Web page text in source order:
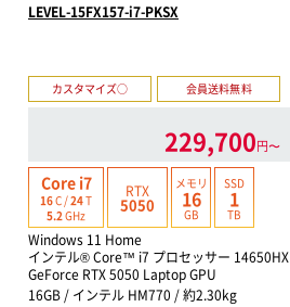
LEVEL-15FX157-i7-PKSX
カスタマイズ○ 会員送料無料
229,700円〜
Core i7
16C /24T
5.2GHz
RTX
5050
メモリ
16
GB
SSD
1
TB
Windows 11 Home
インテル® Core™ i7 プロセッサー 14650HX
GeForce RTX 5050 Laptop GPU
16GB / インテル HM770 / 約2.30kg